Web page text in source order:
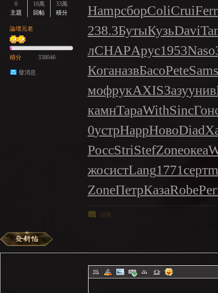
0
主題
16萬
回帖
33萬
積分
論壇元老
積分 338046
發消息
HampсборColiCruiFerr
238.3БутыКузьDavi
лCHAPАрус1953Naso
КоганазвБасоPeteSams
мофрукAXISЗазуунив
камнТараWithSinc
0устрHappНовоDiad
РоссStriStefZoneокеа
жосистLang1771серт
ZoneПетрКазаRobe
回復